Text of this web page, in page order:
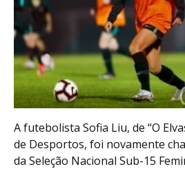
A futebolista Sofia Liu, de “O
de Desportos, foi novamente
da Seleção Nacional Sub-15